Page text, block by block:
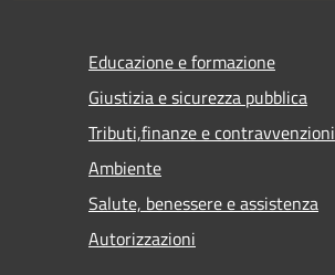
Educazione e formazione
Giustizia e sicurezza pubblica
Tributi,finanze e contravvenzioni
Ambiente
Salute, benessere e assistenza
Autorizzazioni